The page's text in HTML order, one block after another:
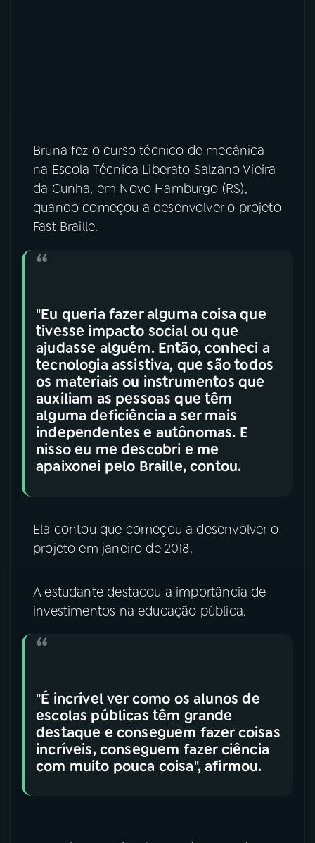
Bruna fez o curso técnico de mecânica
na Escola Técnica Liberato Salzano Vieira
da Cunha, em Novo Hamburgo (RS),
quando começou a desenvolver o projeto
Fast Braille.
"Eu queria fazer alguma coisa que
tivesse impacto social ou que
ajudasse alguém. Então, conheci a
tecnologia assistiva, que são todos
os materiais ou instrumentos que
auxiliam as pessoas que têm
alguma deficiência a ser mais
independentes e autônomas. E
nisso eu me descobri e me
apaixonei pelo Braille, contou.
Ela contou que começou a desenvolver o
projeto em janeiro de 2018.
A estudante destacou a importância de
investimentos na educação pública.
"É incrível ver como os alunos de
escolas públicas têm grande
destaque e conseguem fazer coisas
incríveis, conseguem fazer ciência
com muito pouca coisa", afirmou.